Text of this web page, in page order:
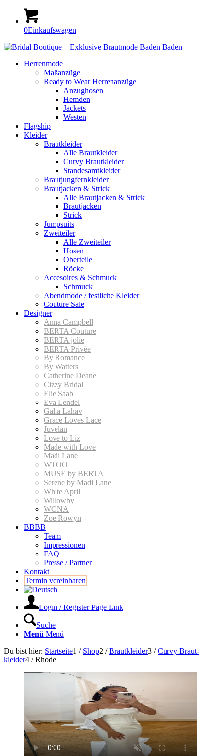
0Einkaufswagen
Herrenmode
Maßanzüge
Ready to Wear Herrenanzüge
Anzughosen
Hemden
Jackets
Westen
Flagship
Kleider
Braut­kleider
Alle Brautkleider
Curvy Braut­kleider
Standesamt­­­kleider
Braut­jungfern­kleider
Braut­jacken & Strick
Alle Brautjacken & Strick
Braut­jacken
Strick
Jumpsuits
Zweiteiler
Alle Zweiteiler
Hosen
Oberteile
Röcke
Accesoires & Schmuck
Schmuck
Abendmode / festliche Kleider
Couture Sale
Designer
Anna Campbell
BERTA Couture
BERTA jolie
BERTA Privée
By Romance
By Watters
Catherine Deane
Cizzy Bridal
Elie Saab
Eva Lendel
Galia Lahav
Grace Loves Lace
Juvelan
Love to Liz
Made with Love
Madi Lane
WTOO
MUSE by BERTA
Serene by Madi Lane
White April
Willowby
WONA
Zoe Rowyn
BBBB
Team
Impressionen
FAQ
Presse / Partner
Kontakt
Termin vereinbaren
Login / Register Page Link
Suche
Menü Menü
Du bist hier: Startseite1 / Shop2 / Braut­kleider3 / Curvy Braut­
kleider4 / Rhode